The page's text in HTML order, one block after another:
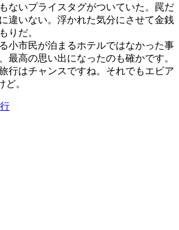
ないプライスタグがついていた。罠だ
違いない。浮かれた気分にさせて金銭
りだ。
小市民が泊まるホテルではなかった事
最高の思い出になったのも確かです。
行はチャンスですね。それでもエビア
ど。